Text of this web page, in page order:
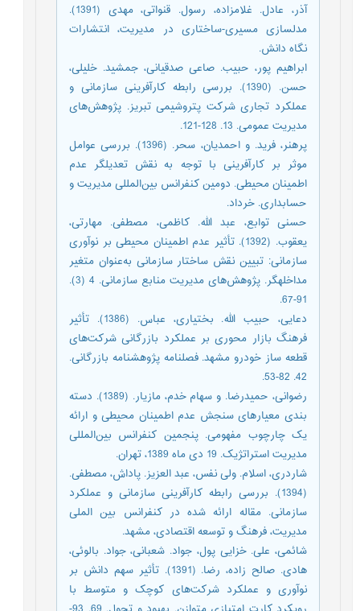
آذر، عادل. غلامزاده، رسول. قنواتی، مهدی (1391).
مدلسازی مسیری-ساختاری در مدیریت، انتشارات
نگاه دانش.
ابراهیم پور، حبیب. صاعی صدقیانی، جمشید. خلیلی،
حسن. (1390). بررسی رابطه کارآفرینی سازمانی و
عملکرد تجاری شرکت پتروشیمی تبریز. پژوهش‌های
مدیریت عمومی. 13. 128-121.
پرهنر، فرید. و احمدیان، سحر. (1396). بررسی عوامل
موثر بر کارآفرینی با توجه به نقش تعدیلگر عدم
اطمینان محیطی. دومین کنفرانس بین‌المللی مدیریت و
حسابداری. خرداد.
حسنی توابع، عبد الله. کاظمی، مصطفی. مهارتی،
یعقوب. (1392). تأثیر عدم اطمینان محیطی بر نوآوری
سازمانی: تبیین نقش ساختار سازمانی به‌عنوان متغیر
مداخله‎گر. پژوهش‌های مدیریت منابع سازمانی. 4 (3).
91-67.
دعایی، حبیب الله. بختیاری، عباس. (1386). تأثیر
فرهنگ بازار محوری بر عملکرد بازرگانی شرکت‌های
قطعه ساز خودرو مشهد. فصلنامه پژوهشنامه بازرگانی.
42. 82-53.
رضوانی، حمیدرضا. و سهام خدم، مازیار. (1389). دسته
بندی معیارهای سنجش عدم اطمینان محیطی و ارائه
یک چارچوب مفهومی. پنجمین کنفرانس بین‌المللی
مدیریت استراتژیک. 19 دی ماه 1389، تهران.
شاردری، اسلام. ولی نفس، عبد العزیز. پاداش، مصطفی.
(1394). بررسی رابطه کارآفرینی سازمانی و عملکرد
سازمانی. مقاله ارائه شده در کنفرانس بین الملی
مدیریت، فرهنگ و توسعه اقتصادی، مشهد.
شائمی، علی. خزایی پول، جواد. شعبانی، جواد. بالوئی،
هادی. صالح زاده، رضا. (1391). تأثیر سهم دانش بر
نوآوری و عملکرد شرکت‌های کوچک و متوسط با